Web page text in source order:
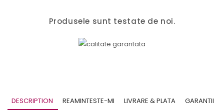
Produsele sunt testate de noi.
DESCRIPTION REAMINTESTE-MI LIVRARE & PLATA GARANTII